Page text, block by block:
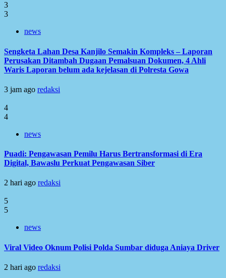
3
3
news
Sengketa Lahan Desa Kanjilo Semakin Kompleks – Laporan
Perusakan Ditambah Dugaan Pemalsuan Dokumen, 4 Ahli
Waris Laporan belum ada kejelasan di Polresta Gowa
3 jam ago redaksi
4
4
news
Puadi: Pengawasan Pemilu Harus Bertransformasi di Era
Digital, Bawaslu Perkuat Pengawasan Siber
2 hari ago redaksi
5
5
news
Viral Video Oknum Polisi Polda Sumbar diduga Aniaya Driver
2 hari ago redaksi